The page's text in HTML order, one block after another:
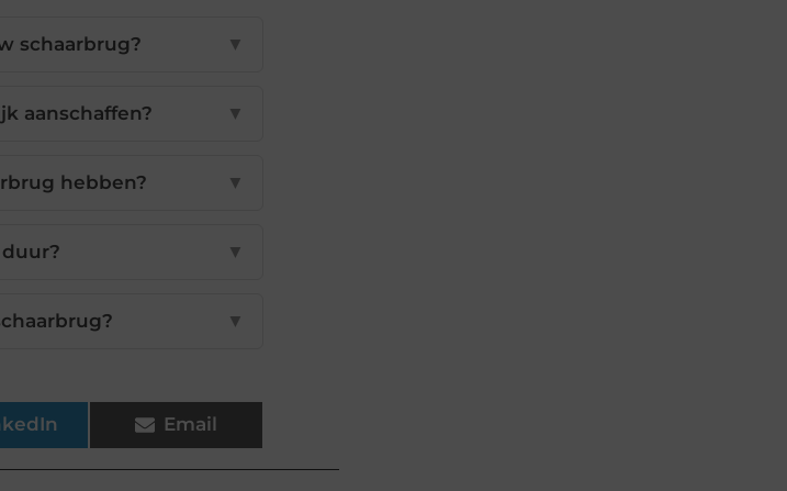
schaarbrug? ▼
aanschaffen? ▼
hebben? ▼
▼
▼
Email